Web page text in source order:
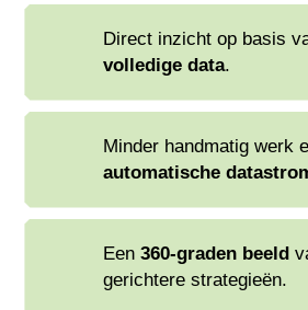
Direct inzicht op basis
volledige data.
Minder handmatig werk
automatische
Een 360-graden beeld
gerichtere strategieën.